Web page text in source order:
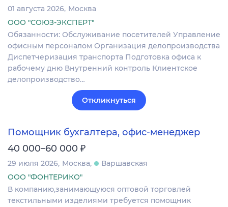
01 августа 2026 Москва
ООО "СОЮЗ-ЭКСПЕРТ"
Обязанности: Обслуживание посетителей Управление
офисным персоналом Организация делопроизводства
Диспетчеризация транспорта Подготовка офиса к
рабочему дню Внутренний контроль Клиентское
делопроизводство…
Откликнуться
Помощник бухгалтера, офис-менеджер
40 000–60 000 ₽
29 июля 2026 Москва
Варшавская
ООО "ФОНТЕРИКО"
В компанию,занимающуюся оптовой торговлей
текстильными изделиями требуется помощник